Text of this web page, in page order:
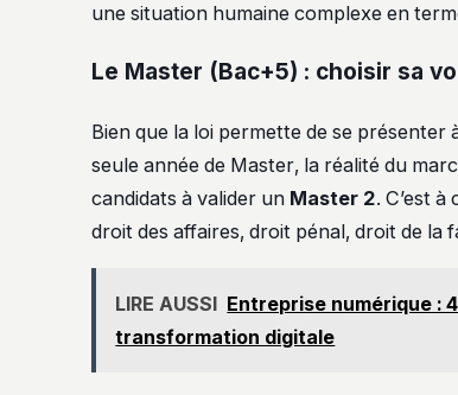
une situation humaine complexe en
Le Master (Bac+5) : choisir sa
Bien que la loi permette de se présenter
seule année de Master, la réalité du
candidats à valider un Master 2. C’est
droit des affaires, droit pénal, droit de la
LIRE AUSSI Entreprise numérique :
transformation digitale